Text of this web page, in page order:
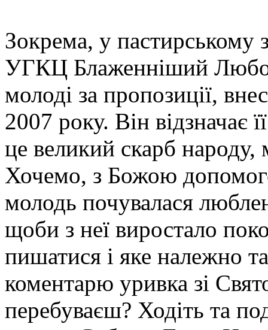
Зокрема, у пастирському
УГКЦ Блаженніший
молоді за пропозиції,
2007 року. Він відзначає
це великий скарб народу,
Хочемо, з Божою
молодь почувалася
щоби з неї виростало
пишатися і яке належно
коментарю уривка зі
перебуваєш? Ходіть та